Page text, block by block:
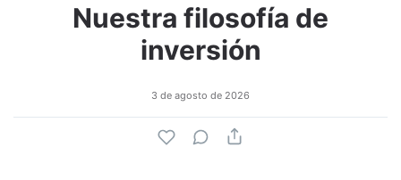
Nuestra filosofía de
inversión
3 de agosto de 2026